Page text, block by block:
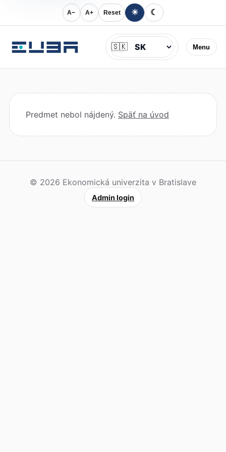
A− A+ Reset ☀ ☾
Menu
Jazyk
🇸🇰
Predmet nebol nájdený. Späť na úvod
© 2026 Ekonomická univerzita v Bratislave
Admin login